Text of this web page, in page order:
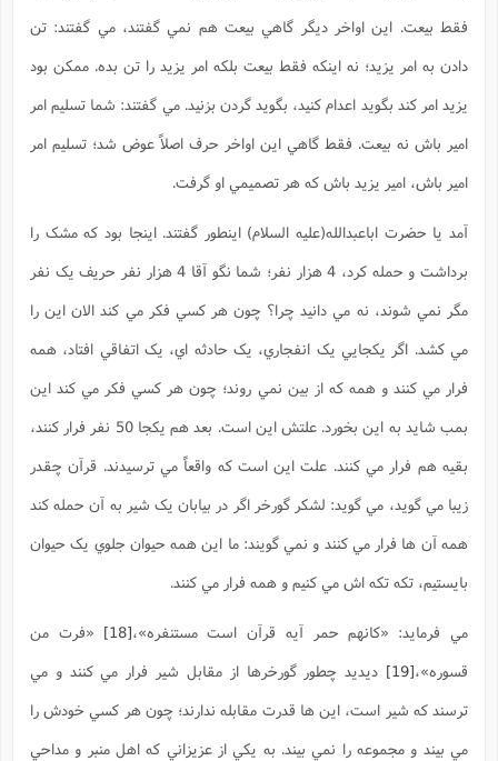
فقط بيعت. اين اواخر ديگر گاهي بيعت هم نمي گفتند، مي گفتند: تن
دادن به امر يزيد؛ نه اينکه فقط بيعت بلکه امر يزيد را تن بده. ممکن بود
يزيد امر کند بگويد اعدام کنيد، بگويد گردن بزنيد. مي گفتند: شما تسليم امر
امير باش نه بيعت. فقط گاهي اين اواخر حرف اصلاً عوض شد؛ تسليم امر
امير باش، امير يزيد باش که هر تصميمي او گرفت.
آمد يا حضرت اباعبدالله(علیه السلام) اينطور گفتند. اينجا بود که مشک را
برداشت و حمله کرد، 4 هزار نفر؛ شما نگو آقا 4 هزار نفر حريف يک نفر
مگر نمي شوند، نه مي دانيد چرا؟ چون هر کسي فکر مي کند الان اين را
مي کشد. اگر يکجايي يک انفجاري، يک حادثه اي، يک اتفاقي افتاد، همه
فرار مي کنند و همه که از بين نمي روند؛ چون هر کسي فکر مي کند اين
بمب شايد به اين بخورد. علتش اين است. بعد هم يکجا 50 نفر فرار کنند،
بقيه هم فرار مي کنند. علت اين است که واقعاً مي ترسيدند. قرآن چقدر
زيبا مي گويد، مي گويد: لشکر گورخر اگر در بيابان يک شير به آن حمله کند
همه آن ها فرار مي کنند و نمي گويند: ما اين همه حيوان جلوي يک حيوان
بايستيم، تکه تکه اش مي کنيم و همه فرار مي کنند.
مي فرمايد: «کانهم حمر آيه قرآن است مستنفره»،[18]
«فرت من
قسوره»،[19]
ديديد چطور گورخرها از مقابل شير فرار مي کنند و مي
ترسند که شير است، اين ها قدرت مقابله ندارند؛ چون هر کسي خودش را
مي بيند و مجموعه را نمي بيند. به يکي از عزيزاني که اهل منبر و مداحي